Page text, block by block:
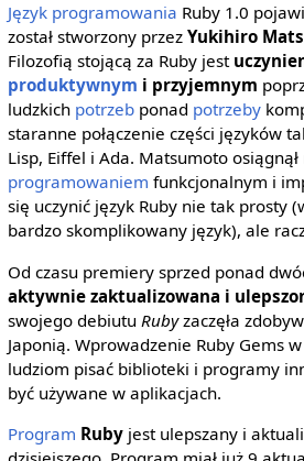
Język programowania Ruby 1.0
został stworzony przez Yukihiro
Filozofią stojącą za Ruby jest
produktywnym i przyjemnym
ludzkich potrzebponad potrzeby
staranne połączenie części języków
Lisp, Eiffel i Ada. Matsumoto
programowaniem funkcjonalnym i
się uczynić język Ruby nie tak prosty
bardzo skomplikowany język), ale
Od czasu premiery sprzed ponad
aktywnie zaktualizowana i
swojego debiutu Rubyzaczęła
Japonią. Wprowadzenie Ruby Gems
ludziom pisać biblioteki i programy
być używane w aplikacjach.
Program Rubyjest ulepszany i